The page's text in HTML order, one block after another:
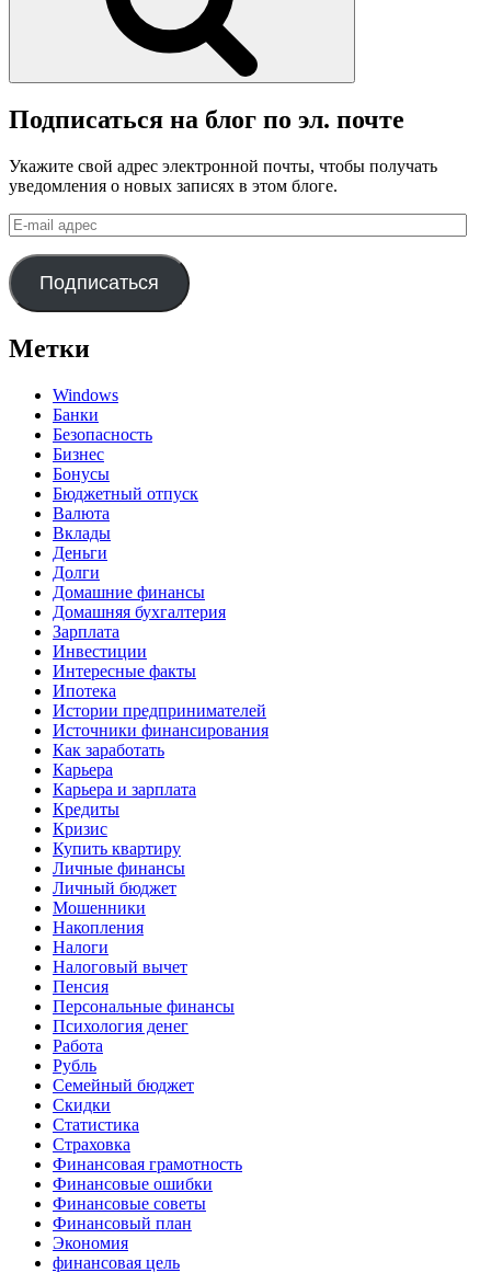
Подписаться на блог по эл. почте
Укажите свой адрес электронной почты, чтобы получать
уведомления о новых записях в этом блоге.
E-
mail
адрес
Подписаться
Метки
Windows
Банки
Безопасность
Бизнес
Бонусы
Бюджетный отпуск
Валюта
Вклады
Деньги
Долги
Домашние финансы
Домашняя бухгалтерия
Зарплата
Инвестиции
Интересные факты
Ипотека
Истории предпринимателей
Источники финансирования
Как заработать
Карьера
Карьера и зарплата
Кредиты
Кризис
Купить квартиру
Личные финансы
Личный бюджет
Мошенники
Накопления
Налоги
Налоговый вычет
Пенсия
Персональные финансы
Психология денег
Работа
Рубль
Семейный бюджет
Скидки
Статистика
Страховка
Финансовая грамотность
Финансовые ошибки
Финансовые советы
Финансовый план
Экономия
финансовая цель